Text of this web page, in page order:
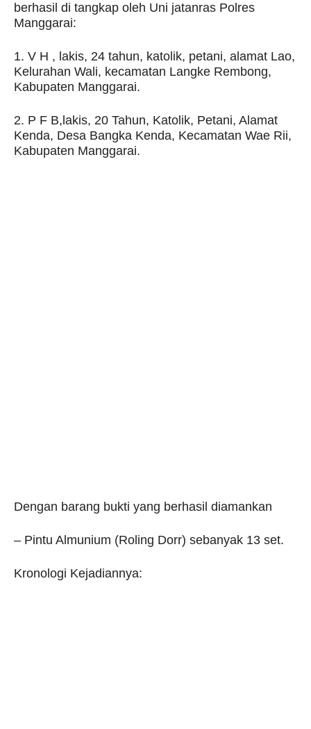
berhasil di tangkap oleh Uni jatanras Polres
Manggarai:
1. V H , lakis, 24 tahun, katolik, petani, alamat Lao,
Kelurahan Wali, kecamatan Langke Rembong,
Kabupaten Manggarai.
2. P F B,lakis, 20 Tahun, Katolik, Petani, Alamat
Kenda, Desa Bangka Kenda, Kecamatan Wae Rii,
Kabupaten Manggarai.
Dengan barang bukti yang berhasil diamankan
– Pintu Almunium (Roling Dorr) sebanyak 13 set.
Kronologi Kejadiannya: